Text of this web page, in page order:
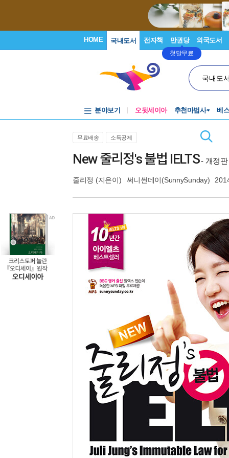
HOME 국내도서 전자책 만권당
첫달무료
외국도서
국내도
분야보기 오뒷세이아 추천마법사 베
무료배송 소득공제
New 줄리정's 불법 IELTS- 개정판
줄리정 (지은이) 써니썬데이(SunnySunday)